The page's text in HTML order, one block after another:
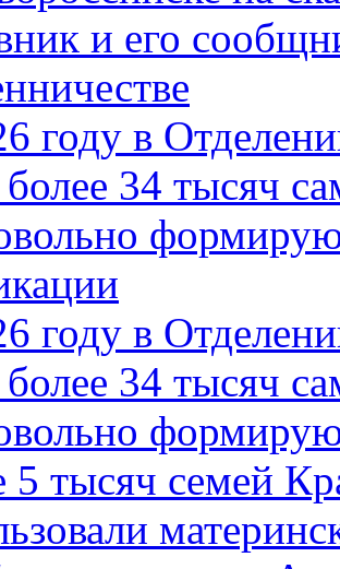
и его
году в
34 тысяч
году в
34 тысяч
5 тысяч семей